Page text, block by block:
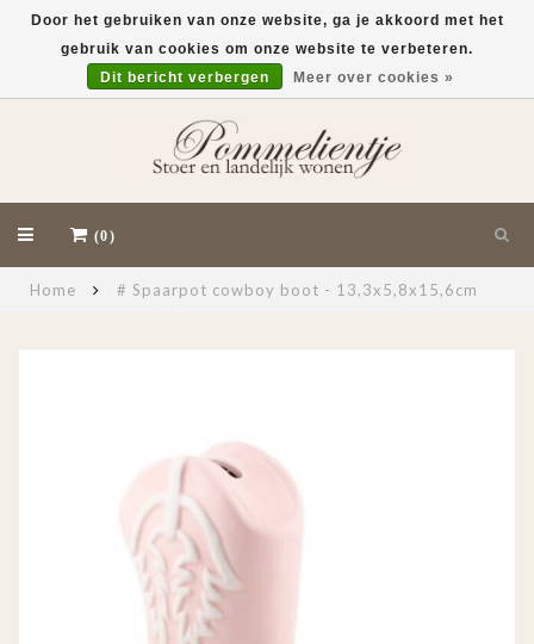
(0)
Home # Spaarpot cowboy boot - 13,3x5,8x15,6cm
Door het gebruiken van onze website, ga je akkoord met het
gebruik van cookies om onze website te verbeteren.
Dit bericht verbergen
Meer over cookies »